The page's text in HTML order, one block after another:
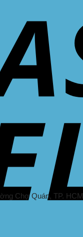
Chợ Quán, TP. HCM